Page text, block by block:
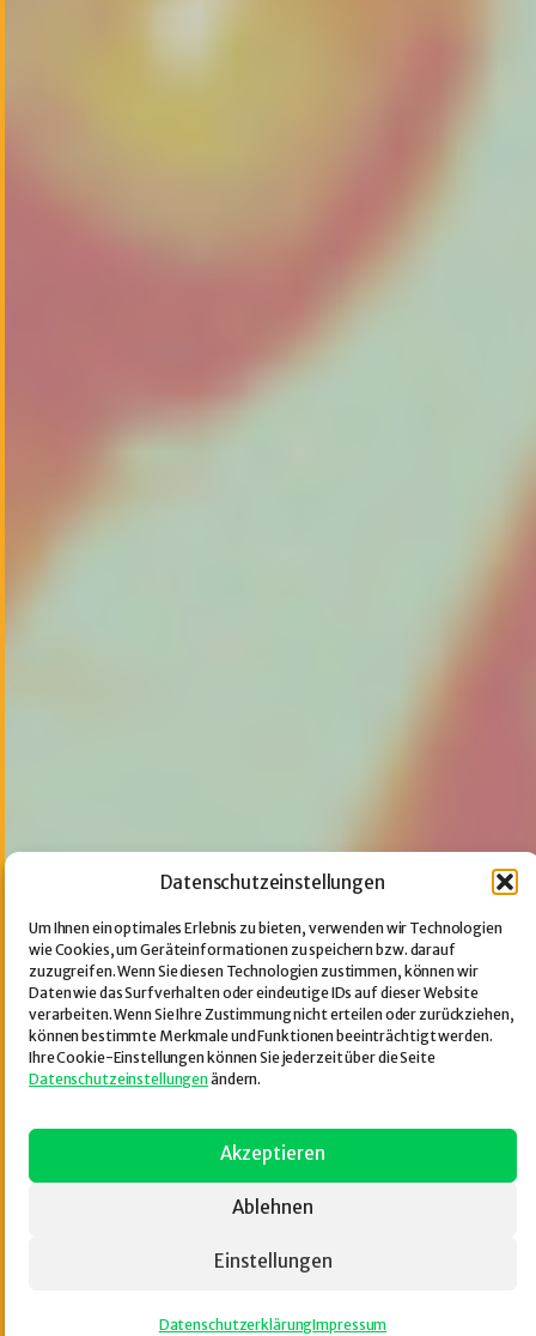
Datenschutzeinstellungen
Um Ihnen ein optimales Erlebnis zu bieten, verwenden wir Technologien
wie Cookies, um Geräteinformationen zu speichern bzw. darauf
zuzugreifen. Wenn Sie diesen Technologien zustimmen, können wir
Daten wie das Surfverhalten oder eindeutige IDs auf dieser Website
verarbeiten. Wenn Sie Ihre Zustimmung nicht erteilen oder zurückziehen,
können bestimmte Merkmale und Funktionen beeinträchtigt werden.
Ihre Cookie-Einstellungen können Sie jederzeit über die Seite
Datenschutzeinstellungenändern.
Akzeptieren
Ablehnen
Einstellungen
DatenschutzerklärungImpressum